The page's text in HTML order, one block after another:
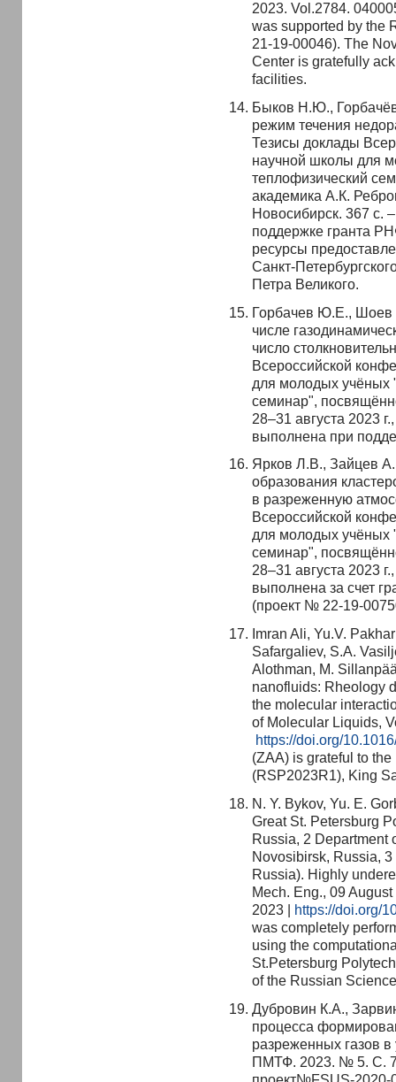
2023. Vol.2784.
was supported by the
21-19-00046). The
Center is gratefully
facilities.
Быков Н.Ю.,
режим течения
Тезисы доклады
научной школы для
теплофизический
академика А.К.
Новосибирск. 367 с.
поддержке гранта
ресурсы
Санкт-
Петра Великого.
Горбачев Ю.Е., Шоев
числе
число
Всероссийской
для молодых учёных
семинар",
28–31 августа 2023
выполнена при
Ярков Л.В., Зайцев
образования
в разреженную
Всероссийской
для молодых учёных
семинар",
28–31 августа 2023
выполнена за счет
(проект № 22-19-
Imran Ali, Yu.V.
Safargaliev, S.A.
Alothman, M.
nanofluids: Rheology
the molecular
of Molecular Liquids,
https://doi.org/
(ZAA) is grateful to
(RSP2023R1), King
N. Y. Bykov, Yu. E.
Great St. Petersburg
Russia, 2 Department
Novosibirsk, Russia, 3
Russia). Highly
Mech. Eng., 09
2023 | https://doi.org/
was completely
using the
St.Petersburg
of the Russian
Дубровин К.А.,
процесса
разреженных газов в
ПМТФ. 2023. № 5. C.